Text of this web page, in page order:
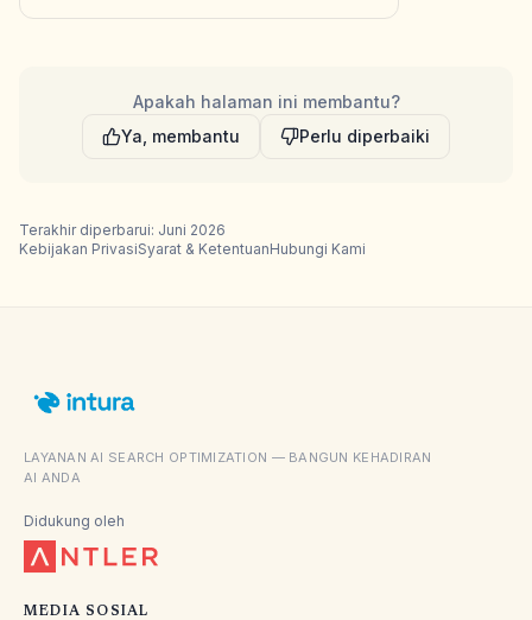
Apakah halaman ini membantu?
Ya, membantu
Perlu diperbaiki
Terakhir diperbarui: Juni 2026
Kebijakan PrivasiSyarat & KetentuanHubungi Kami
LAYANAN AI SEARCH OPTIMIZATION — BANGUN KEHADIRAN
AI ANDA
Didukung oleh
MEDIA SOSIAL